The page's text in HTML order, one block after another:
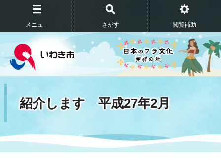
メニュ－ さがす 閲覧補助
紹介します 平成27年2月